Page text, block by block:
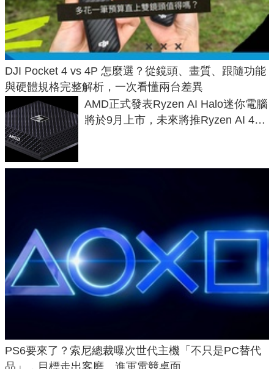
DJI Pocket 4 vs 4P 怎麼選？從鏡頭、畫質、跟隨功能
與硬體規格完整解析，一次看懂兩台差異
AMD正式發表Ryzen AI Halo迷你電腦
將於9月上市，未來將推Ryzen AI 400
PS6要來了？索尼總裁曝次世代主機「不只是PC替代